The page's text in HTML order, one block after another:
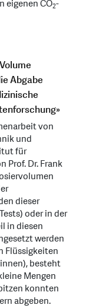
eigenen CO2-
Abgabe
von
und
für
Prof. Dr. Frank
dieser
oder in der
in diesen
werden
Flüssigkeiten
besteht
Mengen
konnten
abgeben.